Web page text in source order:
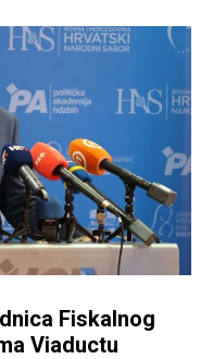
Fiskalnog
Viaductu